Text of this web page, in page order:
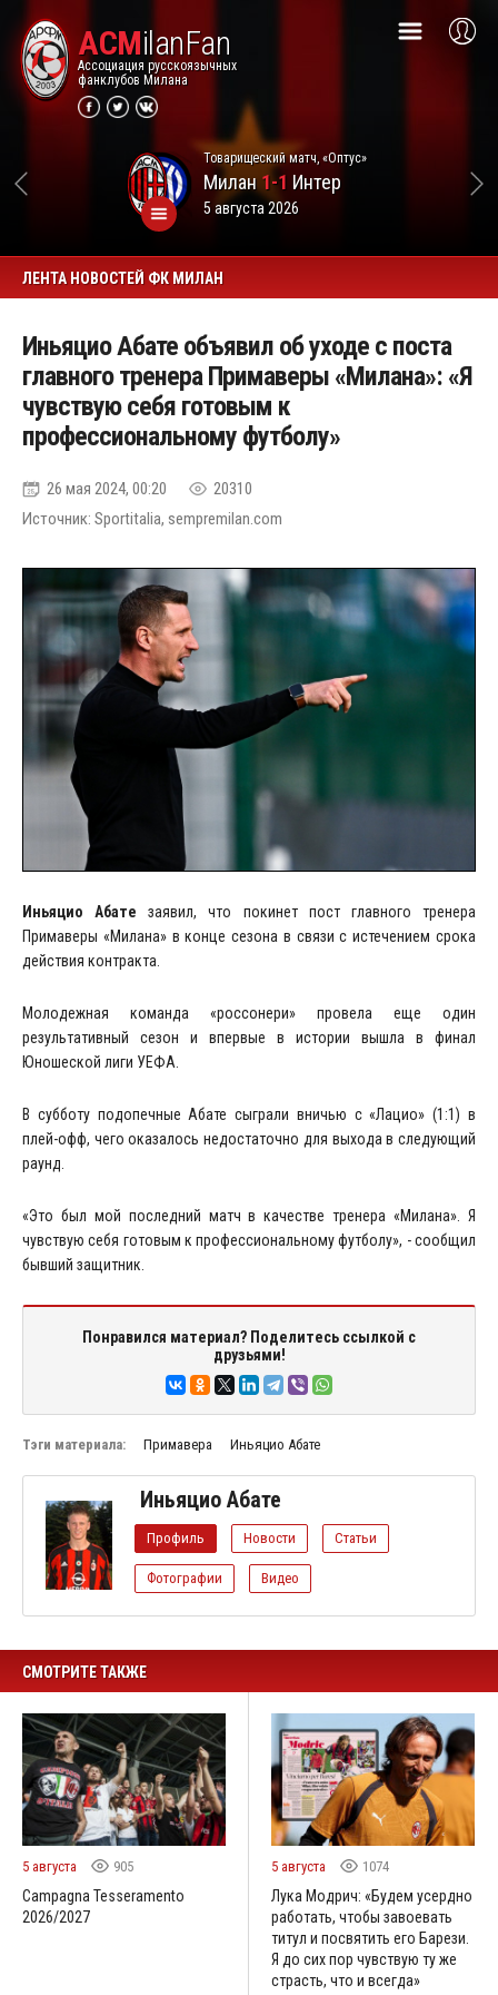
ACMilanFan
Ассоциация русскоязычных
фанклубов Милана
Товарищеский матч, «Оптус»
Милан1-1 Интер
5 августа 2026
ЛЕНТА НОВОСТЕЙ ФК МИЛАН
Иньяцио Абате объявил об уходе с поста
главного тренера Примаверы «Милана»: «Я
чувствую себя готовым к
профессиональному футболу»
26 мая 2024, 00:20
20310
Источник: Sportitalia, sempremilan.com
Иньяцио Абате заявил, что покинет пост главного тренера
Примаверы «Милана» в конце сезона в связи с истечением срока
действия контракта.
Молодежная команда «россонери» провела еще один
результативный сезон и впервые в истории вышла в финал
Юношеской лиги УЕФА.
В субботу подопечные Абате сыграли вничью с «Лацио» (1:1) в
плей-офф, чего оказалось недостаточно для выхода в следующий
раунд.
«Это был мой последний матч в качестве тренера «Милана». Я
чувствую себя готовым к профессиональному футболу», - сообщил
бывший защитник.
Понравился материал? Поделитесь ссылкой с
друзьями!
Тэги материала: Примавера Иньяцио Абате
Иньяцио Абате
Профиль Новости Статьи
Фотографии Видео
СМОТРИТЕ ТАКЖЕ
5 августа 905
Campagna Tesseramento
2026/2027
5 августа 1074
Лука Модрич: «Будем усердно
работать, чтобы завоевать
титул и посвятить его Барези.
Я до сих пор чувствую ту же
страсть, что и всегда»